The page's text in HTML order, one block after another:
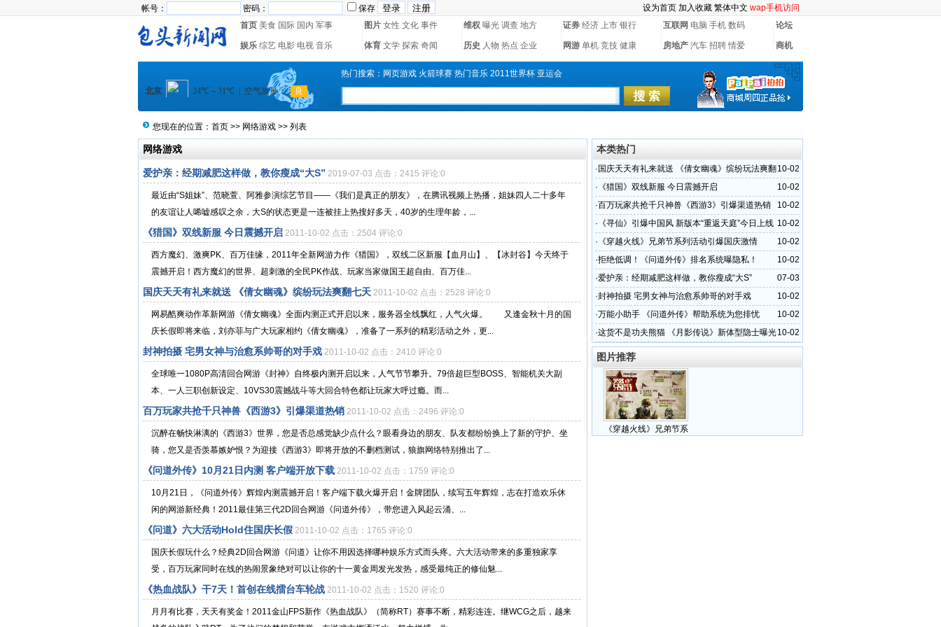
帐号： 密码： 保存 设为首页 加入收藏 繁体中文 wap手机访问
首页 美食 国际 国内 军事 图片 女性 文化 事件 维权 曝光 调查 地方 证券 经济 上市 银行 互联网 电脑 手机 数码 论坛
娱乐 综艺 电影 电视 音乐 体育 文学 探索 奇闻 历史 人物 热点 企业 网游 单机 竞技 健康 房地产 汽车 招聘 情爱 商机
热门搜索： 网页游戏 火箭球赛 热门音乐 2011世界杯 亚运会
您现在的位置： 首页 >> 网络游戏 >> 列表
网络游戏
爱护亲：经期减肥这样做，教你瘦成“大S” 2019-07-03 点击：2415 评论:0
最近由“S姐妹”、范晓萱、阿雅参演综艺节目——《我们是真正的朋友》，在腾讯视频上热播，姐妹四人二十多年
的友谊让人唏嘘感叹之余，大S的状态更是一连被挂上热搜好多天，40岁的生理年龄，...
《猎国》双线新服 今日震撼开启 2011-10-02 点击：2504 评论:0
西方魔幻、激爽PK、百万佳缘，2011年全新网游力作《猎国》，双线二区新服【血月山】、【冰封谷】今天终于
震撼开启！西方魔幻的世界、超刺激的全民PK作战、玩家当家做国王超自由、百万佳...
国庆天天有礼来就送 《倩女幽魂》缤纷玩法爽翻七天 2011-10-02 点击：2528 评论:0
网易酷爽动作革新网游《倩女幽魂》全面内测正式开启以来，服务器全线飘红，人气火爆。 又逢金秋十月的国
庆长假即将来临，刘亦菲与广大玩家相约《倩女幽魂》，准备了一系列的精彩活动之外，更...
封神拍摄 宅男女神与治愈系帅哥的对手戏 2011-10-02 点击：2410 评论:0
全球唯一1080P高清回合网游《封神》自终极内测开启以来，人气节节攀升。79倍超巨型BOSS、智能机关大副
本、一人三职创新设定、10VS30震撼战斗等大回合特色都让玩家大呼过瘾。而...
百万玩家共抢千只神兽《西游3》引爆渠道热销 2011-10-02 点击：2496 评论:0
沉醉在畅快淋漓的《西游3》世界，您是否总感觉缺少点什么？眼看身边的朋友、队友都纷纷换上了新的守护、坐
骑，您又是否羡慕嫉妒恨？为迎接《西游3》即将开放的不删档测试，狼旗网络特别推出了...
《问道外传》10月21日内测 客户端开放下载 2011-10-02 点击：1759 评论:0
10月21日，《问道外传》辉煌内测震撼开启！客户端下载火爆开启！金牌团队，续写五年辉煌，志在打造欢乐休
闲的网游新经典！2011最佳第三代2D回合网游《问道外传》，带您进入风起云涌、...
《问道》六大活动Hold住国庆长假 2011-10-02 点击：1765 评论:0
国庆长假玩什么？经典2D回合网游《问道》让你不用因选择哪种娱乐方式而头疼。六大活动带来的多重独家享
受，百万玩家同时在线的热闹景象绝对可以让你的十一黄金周发光发热，感受最纯正的修仙魅...
《热血战队》干7天！首创在线擂台车轮战 2011-10-02 点击：1520 评论:0
月月有比赛，天天有奖金！2011金山FPS新作《热血战队》（简称RT）赛事不断，精彩连连。继WCG之后，越来
本类热门
10-02
· 国庆天天有礼来就送 《倩女幽魂》缤纷玩法爽翻
七天
10-02
· 《猎国》双线新服 今日震撼开启
10-02
·百万玩家共抢千只神兽《西游3》引爆渠道热销
10-02
· 《寻仙》引爆中国风 新版本“重返天庭”今日上线
10-02
· 《穿越火线》兄弟节系列活动引爆国庆激情
10-02
·拒绝低调！《问道外传》排名系统曝隐私！
07-03
·爱护亲：经期减肥这样做，教你瘦成“大S”
10-02
·封神拍摄 宅男女神与治愈系帅哥的对手戏
10-02
·万能小助手 《问道外传》帮助系统为您排忧
10-02
·这货不是功夫熊猫 《月影传说》新体型隐士曝光
图片推荐
《穿越火线》兄弟节系